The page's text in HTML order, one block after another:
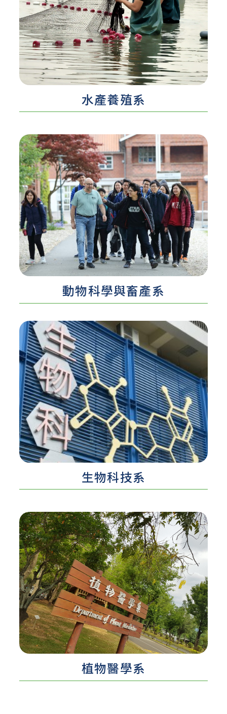
認識更多 ...
水產養殖系​
認識更多 ...
動物科學與畜產系​
認識更多 ...
生物科技系​
認識更多 ...
植物醫學系​